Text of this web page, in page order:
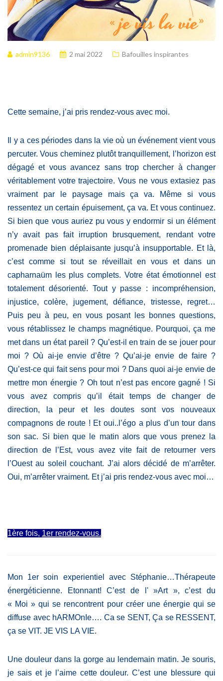
admin9136 2 mai 2022 Bafouilles inspirantes
Cette semaine, j’ai pris rendez-vous avec moi.
Il y a ces périodes dans la vie où un événement vient vous
percuter. Vous cheminez plutôt tranquillement, l’horizon est
dégagé et vous avancez sans trop chercher à changer
véritablement votre trajectoire. Vous ne vous extasiez pas
vraiment par le paysage mais ça va. Même si vous
ressentez un certain épuisement, ça va. Et vous continuez.
Si bien que vous auriez pu vous y endormir si un élément
n’y avait pas fait irruption brusquement, rendant votre
promenade bien déplaisante jusqu’à insupportable. Et là,
c’est comme si tout se réveillait en vous et dans un
capharnaüm les plus complets. Votre état émotionnel est
totalement désorienté. Tout y passe : incompréhension,
injustice, colère, jugement, défiance, tristesse, regret…
Puis peu à peu, en vous posant les bonnes questions,
vous rétablissez le champs magnétique. Pourquoi, ça me
met dans un état pareil ? Qu’est-il en train de se jouer pour
moi ? Où ai-je envie d’être ? Qu’ai-je envie de faire ?
Qu’est-ce qui fait sens pour moi ? Dans quoi ai-je envie de
mettre mon énergie ? Oh tout n’est pas encore gagné ! Si
vous avez compris qu’il était temps de changer de
direction, la peur et les doutes sont vos nouveaux
compagnons de route ! Et oui..l’égo a plus d’un tour dans
son sac. Si bien que le matin alors que vous prenez la
direction de l’Est, vous avez vite fait de retourner vers
l’Ouest au soleil couchant. J’ai alors décidé de m’arrêter.
Oui, m’arrêter vraiment. Et j’ai pris rendez-vous avec moi…
1ère fois, 1er rendez-vous.
Mon 1er soin experientiel avec Stéphanie…Thérapeute
énergéticienne.
Etonnant!C’est de l' »Art », c’est du
« Moi » qui se rencontrent pour créer une énergie qui se
diffuse avec hARMOnIe…. Ca se SENT, Ça se RESSENT,
ça se VIT. JE VIS LA VIE.
Une douleur dans la gorge au lendemain matin. Je souris,
je sais et je l’aime cette douleur. C’est une blessure qui